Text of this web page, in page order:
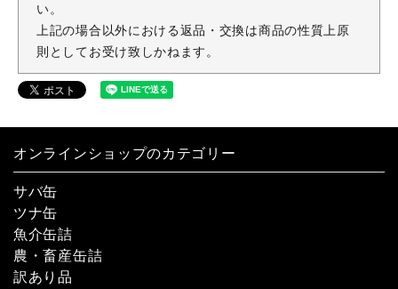
い。
上記の場合以外における返品・交換は商品の性質上原
則としてお受け致しかねます。
オンラインショップのカテゴリー
サバ缶
ツナ缶
魚介缶詰
農・畜産缶詰
訳あり品